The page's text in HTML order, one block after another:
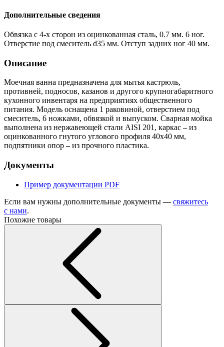
Дополнительные сведения
Обвязка с 4-х сторон из оцинкованная сталь, 0.7 мм. 6 ног.
Отверстие под смеситель d35 мм. Отступ задних ног 40 мм.
Описание
Моечная ванна предназначена для мытья кастрюль,
противней, подносов, казанов и другого крупногабаритного
кухонного инвентаря на предприятиях общественного
питания. Модель оснащена 1 раковиной, отверстием под
смеситель, 6 ножками, обвязкой и выпуском. Сварная мойка
выполнена из нержавеющей стали AISI 201, каркас – из
оцинкованного гнутого углового профиля 40х40 мм,
подпятники опор – из прочного пластика.
Документы
Пример документации PDF
Если вам нужны дополнительные документы — свяжитесь
с нами.
Похожие товары